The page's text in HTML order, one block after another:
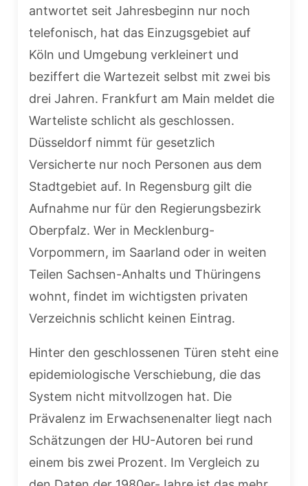
antwortet seit Jahresbeginn nur noch
telefonisch, hat das Einzugsgebiet auf
Köln und Umgebung verkleinert und
beziffert die Wartezeit selbst mit zwei bis
drei Jahren. Frankfurt am Main meldet die
Warteliste schlicht als geschlossen.
Düsseldorf nimmt für gesetzlich
Versicherte nur noch Personen aus dem
Stadtgebiet auf. In Regensburg gilt die
Aufnahme nur für den Regierungsbezirk
Oberpfalz. Wer in Mecklenburg-
Vorpommern, im Saarland oder in weiten
Teilen Sachsen-Anhalts und Thüringens
wohnt, findet im wichtigsten privaten
Verzeichnis schlicht keinen Eintrag.
Hinter den geschlossenen Türen steht eine
epidemiologische Verschiebung, die das
System nicht mitvollzogen hat. Die
Prävalenz im Erwachsenenalter liegt nach
Schätzungen der HU-Autoren bei rund
einem bis zwei Prozent. Im Vergleich zu